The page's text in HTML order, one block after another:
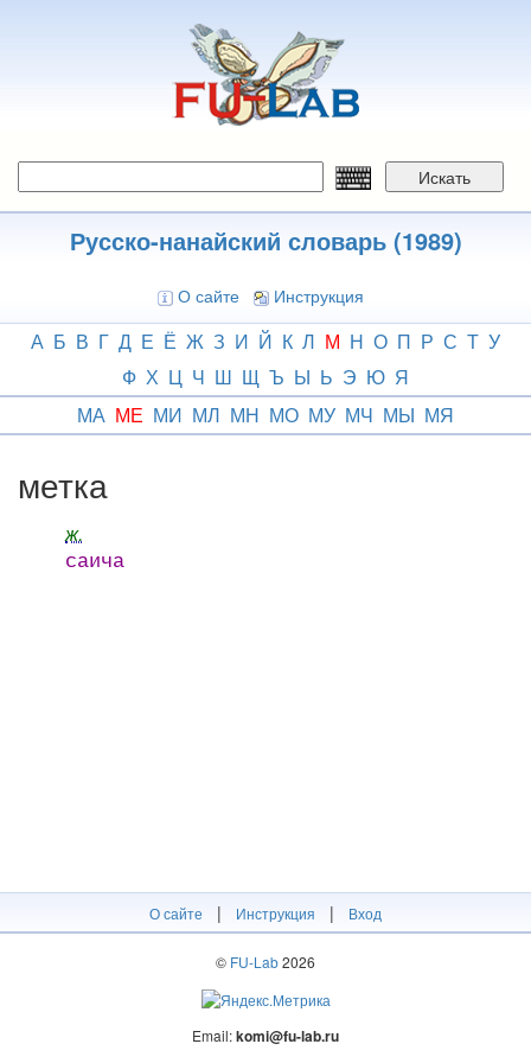
Искать
Русско-нанайский словарь (1989)
О сайте Инструкция
А Б В Г Д Е Ё Ж З И Й К Л М Н О П Р С Т У
Ф Х Ц Ч Ш Щ Ъ Ы Ь Э Ю Я
МА МЕ МИ МЛ МН МО МУ МЧ МЫ МЯ
метка
ж.
саича
О сайте | Инструкция | Вход
© FU-Lab2026
Email:komi@fu-lab.ru